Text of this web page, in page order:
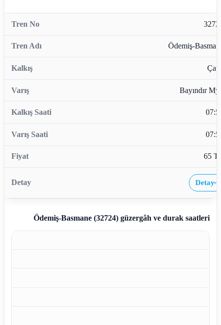
Ödemiş-
Bayındır
65
Detay›
Ödemiş-Basmane (32724)güzergâh ve durak saatleri